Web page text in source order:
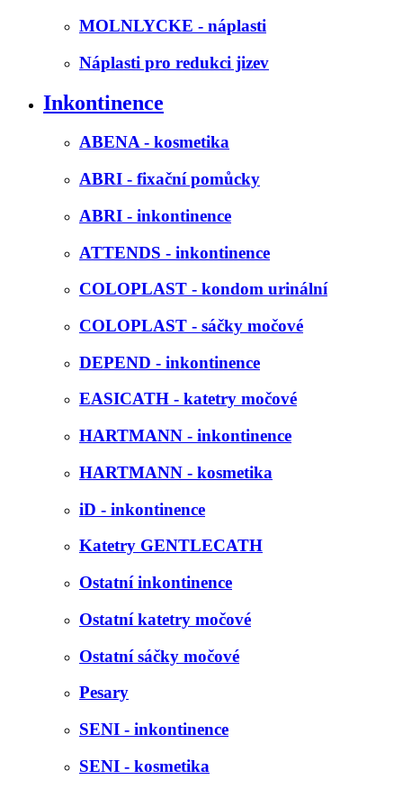
MOLNLYCKE - náplasti
Náplasti pro redukci jizev
Inkontinence
ABENA - kosmetika
ABRI - fixační pomůcky
ABRI - inkontinence
ATTENDS - inkontinence
COLOPLAST - kondom urinální
COLOPLAST - sáčky močové
DEPEND - inkontinence
EASICATH - katetry močové
HARTMANN - inkontinence
HARTMANN - kosmetika
iD - inkontinence
Katetry GENTLECATH
Ostatní inkontinence
Ostatní katetry močové
Ostatní sáčky močové
Pesary
SENI - inkontinence
SENI - kosmetika